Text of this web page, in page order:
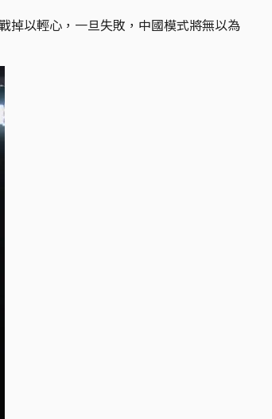
掉以輕心，一旦失敗，中國模式將無以為